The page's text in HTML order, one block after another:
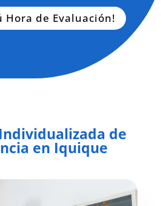
Hora de Evaluación!
de
en Iquique